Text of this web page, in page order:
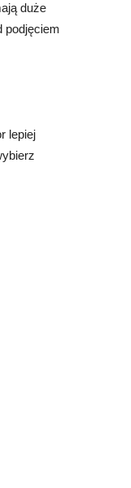
duże
podjęciem
lepiej